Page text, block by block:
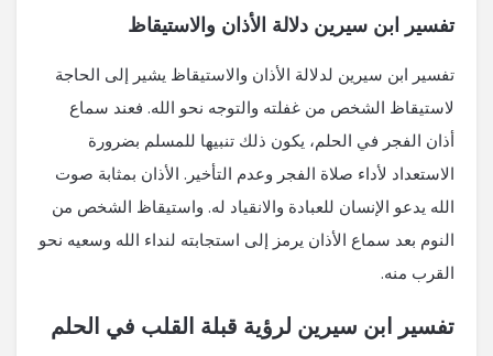
تفسير ابن سيرين دلالة الأذان والاستيقاظ
تفسير ابن سيرين لدلالة الأذان والاستيقاظ يشير إلى الحاجة
لاستيقاظ الشخص من غفلته والتوجه نحو الله. فعند سماع
أذان الفجر في الحلم، يكون ذلك تنبيها للمسلم بضرورة
الاستعداد لأداء صلاة الفجر وعدم التأخير. الأذان بمثابة صوت
الله يدعو الإنسان للعبادة والانقياد له. واستيقاظ الشخص من
النوم بعد سماع الأذان يرمز إلى استجابته لنداء الله وسعيه نحو
القرب منه.
تفسير ابن سيرين لرؤية قبلة القلب في الحلم